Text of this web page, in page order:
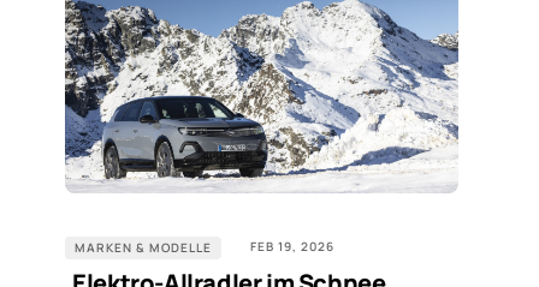
MARKEN & MODELLE FEB 19, 2026